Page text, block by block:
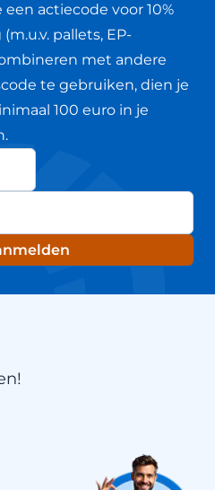
actiecode voor 10%
pallets, EP-
met andere
te gebruiken, dien je
100 euro in je